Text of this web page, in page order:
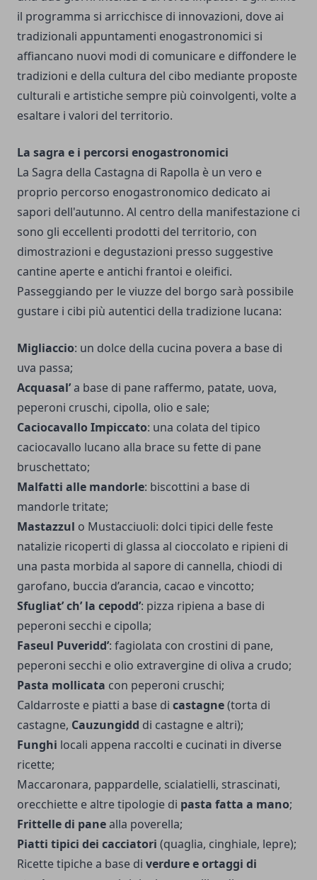
il programma si arricchisce di innovazioni, dove ai
tradizionali appuntamenti enogastronomici si
affiancano nuovi modi di comunicare e diffondere le
tradizioni e della cultura del cibo mediante proposte
culturali e artistiche sempre più coinvolgenti, volte a
esaltare i valori del territorio.
La sagra e i percorsi enogastronomici
La Sagra della Castagna di Rapolla è un vero e
proprio percorso enogastronomico dedicato ai
sapori dell'autunno. Al centro della manifestazione ci
sono gli eccellenti prodotti del territorio, con
dimostrazioni e degustazioni presso suggestive
cantine aperte e antichi frantoi e oleifici.
Passeggiando per le viuzze del borgo sarà possibile
gustare i cibi più autentici della tradizione lucana:
Migliaccio: un dolce della cucina povera a base di
uva passa;
Acquasal’a base di pane raffermo, patate, uova,
peperoni cruschi, cipolla, olio e sale;
Caciocavallo Impiccato: una colata del tipico
caciocavallo lucano alla brace su fette di pane
bruschettato;
Malfatti alle mandorle: biscottini a base di
mandorle tritate;
Mastazzul o Mustacciuoli: dolci tipici delle feste
natalizie ricoperti di glassa al cioccolato e ripieni di
una pasta morbida al sapore di cannella, chiodi di
garofano, buccia d’arancia, cacao e vincotto;
Sfugliat’ ch’ la cepodd’: pizza ripiena a base di
peperoni secchi e cipolla;
Faseul Puveridd’: fagiolata con crostini di pane,
peperoni secchi e olio extravergine di oliva a crudo;
Pasta mollicata con peperoni cruschi;
Caldarroste e piatti a base di castagne(torta di
castagne, Cauzungidd di castagne e altri);
Funghi locali appena raccolti e cucinati in diverse
ricette;
Maccaronara, pappardelle, scialatielli, strascinati,
orecchiette e altre tipologie di pasta fatta a mano;
Frittelle di panealla poverella;
Piatti tipici dei cacciatori (quaglia, cinghiale, lepre);
Ricette tipiche a base di verdure e ortaggi di